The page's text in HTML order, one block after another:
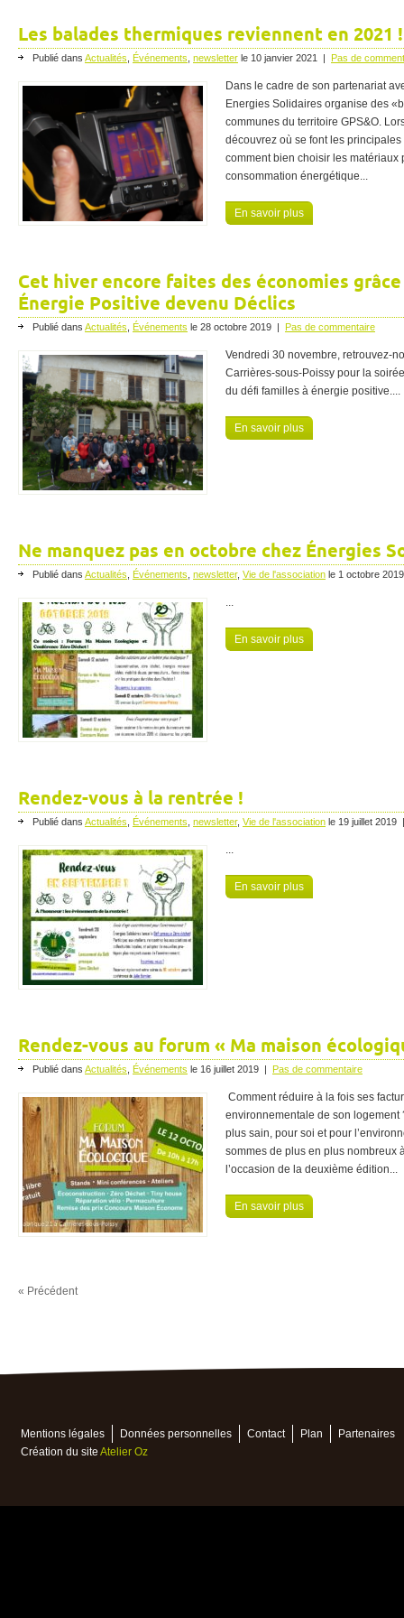
Les balades thermiques reviennent en 2021 !
Publié dans Actualités Événements newsletter le 10 janvier 2021 | Pas de
Dans le cadre de son partenariat
Energies Solidaires organise des
communes du territoire GPS&O.
découvrez où se font les
comment bien choisir les
consommation énergétique...
En savoir plus
Cet hiver encore faites des économies
Énergie Positive devenu Déclics
Publié dans Actualités Événements le 28 octobre 2019 | Pas de commentaire
Vendredi 30 novembre, retrouvez-
Carrières-sous-Poissy pour la
du défi familles à énergie positive....
En savoir plus
Ne manquez pas en octobre chez Énergies
Publié dans Actualités Événements newsletter, Vie de l'association le 1 octobre 2019
...
En savoir plus
Rendez-vous à la rentrée !
Publié dans Actualités Événements newsletter, Vie de l'association le 19 juillet 2019
...
En savoir plus
Rendez-vous au forum « Ma maison
Publié dans Actualités Événements le 16 juillet 2019 | Pas de commentaire
Comment réduire à la fois ses
environnementale de son
plus sain, pour soi et pour
sommes de plus en plus nombreux
l’occasion de la deuxième édition...
En savoir plus
« Précédent
Mentions légales Données personnelles Contact Plan
Partenaires
Création du site Atelier Oz